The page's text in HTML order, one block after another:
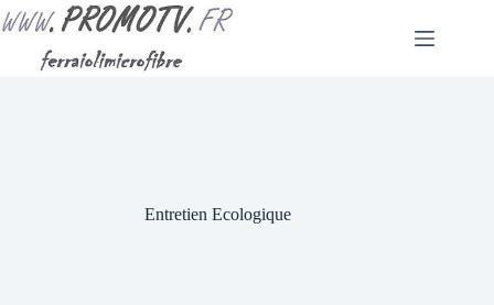
Passer
au
contenu
Entretien Ecologique